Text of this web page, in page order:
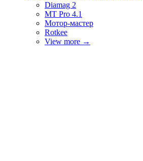
Diamag 2
MT Pro 4.1
Мотор-мастер
Rotkee
View more →